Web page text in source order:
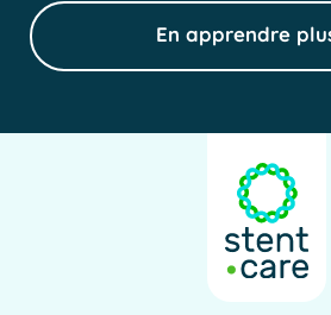
En apprendre